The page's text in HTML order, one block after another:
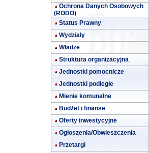
Ochrona Danych Osobowych
(RODO)
Status Prawny
Wydziały
Władze
Struktura organizacyjna
Jednostki pomocnicze
Jednostki podległe
Mienie komunalne
Budżet i finanse
Oferty inwestycyjne
Ogłoszenia/Obwieszczenia
Przetargi